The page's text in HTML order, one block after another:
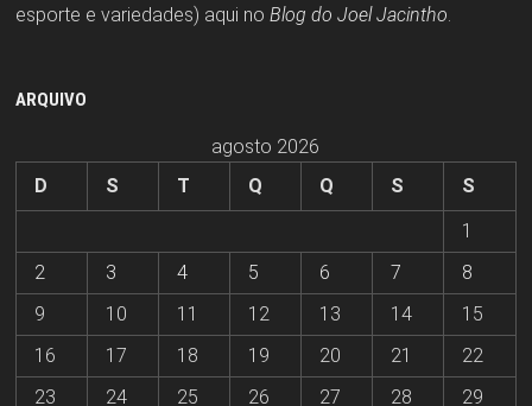
esporte e variedades) aqui no Blog do Joel Jacintho.
ARQUIVO
agosto 2026
D
S T Q Q S
S
1
2
3 4 5 6 7
8
9
10 11 12 13 14
15
16
17 18 19 20 21
22
23
24 25 26 27 28 29